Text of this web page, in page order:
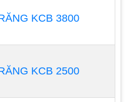
có thể khác nhau
xuất và từng loại
máy thổi khí chìm vẫn
KCB 3800
KCB 2500